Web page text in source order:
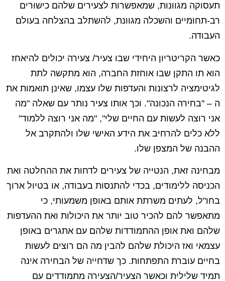
תעסוקה מגוונות, שמאפשרות לצעירים שלהם כישורים
רב-תחומיים והשכלה מגוונת, להשתלב בהצלחה בעולם
העבודה.
כאשר הקריטריון היחידי שבו צעיר/ צעירה יכולים להיאחז
הוא תו התקן שבו אוחזת החברה, הוא מתקשה לתת
לגיטימציה לרצונות והעדפות שלו עצמו, שאינן תואמות את
ה – "בחירה הנכונה". וכך אותו צעיר נותר עם שאלה "מה
אני רוצה לעשות עם החיים שלי", "מה אני רוצה ללמוד"
ללא כלים להרחיב את הידע האישי שלו ולהתקרב אל
ההבנה של המצפן שלו.
מבחינה זאת, הנטייה של צעירים לדחות את ההחלטה ואת
הכניסה ללימודים, בכדי להתנסות בעבודה, או בטיול ארוך
בחו"ל, לעתים משרתת אותם באופן משמעותי, כי
מתאפשר להם להכיר טוב יותר את היכולות ואת ההעדפות
שלהם ואת אופן ההתמודדות שלהם עם אתגרים באופן
עצמאי ואז היכולת שלהם להבין מה הם רוצים לעשות
בחיים עוברת התפתחות. כך שדחייה של הבחירה אינה
תמיד שלילית וכאשר הצעיר/הצעירה מתמודדים עם